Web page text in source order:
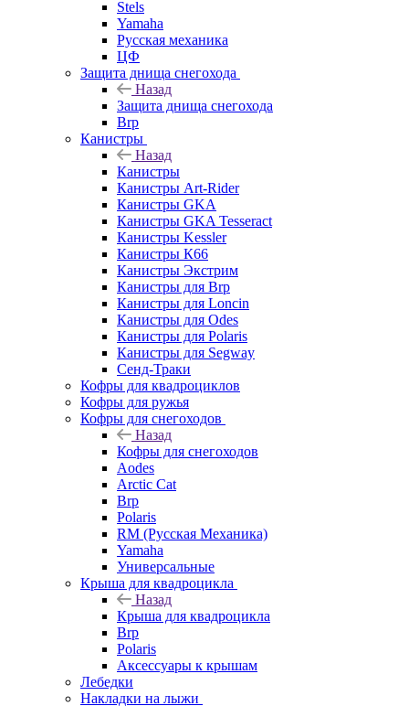
Stels
Yamaha
Русская механика
ЦФ
Защита днища снегохода
Назад
Защита днища снегохода
Brp
Канистры
Назад
Канистры
Канистры Art-Rider
Канистры GKA
Канистры GKA Tesseract
Канистры Kessler
Канистры К66
Канистры Экстрим
Канистры для Brp
Канистры для Loncin
Канистры для Odes
Канистры для Polaris
Канистры для Segway
Сенд-Траки
Кофры для квадроциклов
Кофры для ружья
Кофры для снегоходов
Назад
Кофры для снегоходов
Aodes
Arctic Cat
Brp
Polaris
RM (Русская Механика)
Yamaha
Универсальные
Крыша для квадроцикла
Назад
Крыша для квадроцикла
Brp
Polaris
Аксессуары к крышам
Лебедки
Накладки на лыжи